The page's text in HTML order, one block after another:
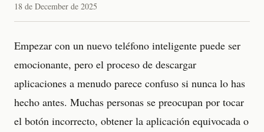
18 de December de 2025
Empezar con un nuevo teléfono inteligente puede ser
emocionante, pero el proceso de descargar
aplicaciones a menudo parece confuso si nunca lo has
hecho antes. Muchas personas se preocupan por tocar
el botón incorrecto, obtener la aplicación equivocada o